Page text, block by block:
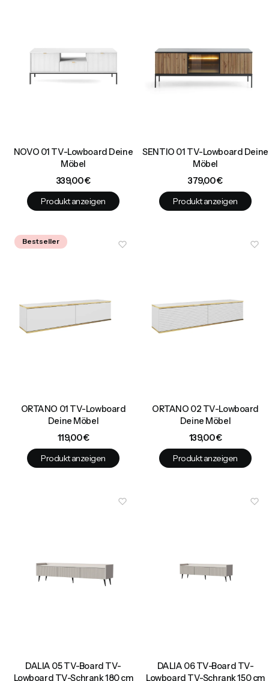
NOVO 01 TV-Lowboard Deine
Möbel
Preis
339,00 €
Produkt anzeigen
SENTIO 01 TV-Lowboard Deine
Möbel
Preis
379,00 €
Produkt anzeigen
Bestseller
ORTANO 01 TV-Lowboard
Deine Möbel
Preis
119,00 €
Produkt anzeigen
ORTANO 02 TV-Lowboard
Deine Möbel
Preis
139,00 €
Produkt anzeigen
DALIA 05 TV-Board TV-
Lowboard TV-Schrank 180 cm
DALIA 06 TV-Board TV-
Lowboard TV-Schrank 150 cm